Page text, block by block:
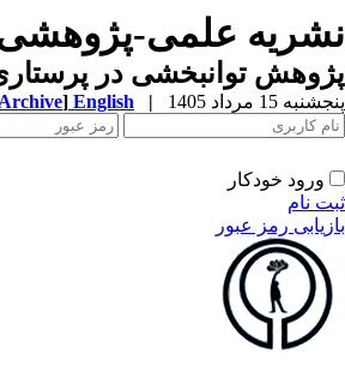
علمی-پژوهشی
توانبخشی در پرستاری
15 مرداد 1405 |
English
[Archive]
ورود خودکار
نام
رمز عبور